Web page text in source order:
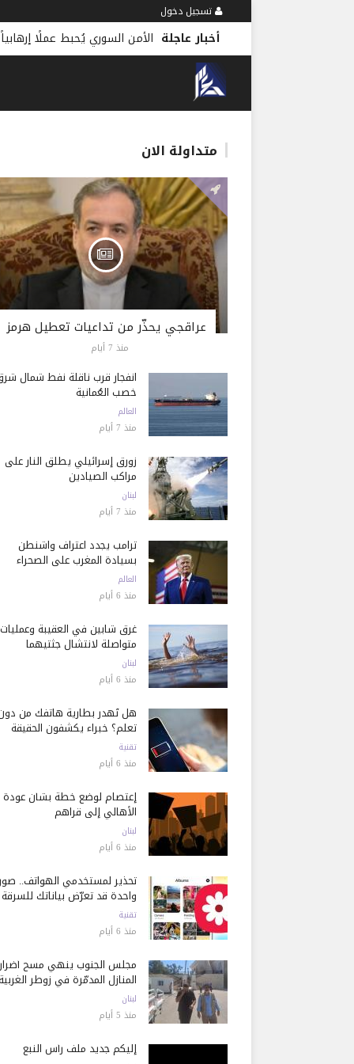
تسجيل دخول
أخبار عاجلة الأمن السوري يُحبط عملًا
متداولة الان
عراقجي يحذّر من تداعيات تعطيل هرمز
منذ 7 أيام
انفجار قرب ناقلة نفط شمال
خصب العُمانية
العالم
منذ 7 أيام
زورق إسرائيلي يطلق النار على
مراكب الصيادين
لبنان
منذ 7 أيام
ترامب يجدد اعتراف واشنطن
بسيادة المغرب على الصحراء
العالم
منذ 6 أيام
غرق شابين في العقيبة وعمليات
متواصلة لانتشال جثتيهما
لبنان
منذ 6 أيام
هل تُهدر بطارية هاتفك من
تعلم؟ خبراء يكشفون الحقيقة
تقنية
منذ 6 أيام
إعتصام لوضع خطة بشأن عودة
الأهالي إلى قراهم
لبنان
منذ 6 أيام
تحذير لمستخدمي الهواتف..
واحدة قد تعرّض بياناتك للسرقة
تقنية
منذ 6 أيام
مجلس الجنوب ينهي مسح أضرار
المنازل المدمّرة في زوطر الغربية
لبنان
منذ 5 أيام
إليكم جديد ملف رأس النبع